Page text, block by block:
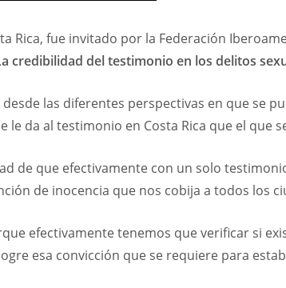
Rica, fue invitado por la Federación
credibilidad del testimonio en los delitos
las diferentes perspectivas en que se
da al testimonio en Costa Rica que el que
de que efectivamente con un solo
de inocencia que nos cobija a todos los
efectivamente tenemos que verificar si
esa convicción que se requiere para